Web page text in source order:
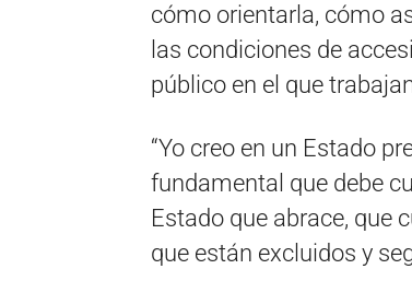
cómo orientarla, cómo
las condiciones de
público en el que
“Yo creo en un Estado
fundamental que debe
Estado que abrace, que
que están excluidos y